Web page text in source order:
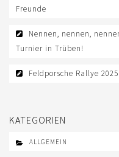
FREIZEIT
FELDPORSCHE RALLY
Freunde
Nennen, nennen,
Turnier in Trüben!
Feldporsche Rallye
KATEGORIEN
ALLGEMEIN